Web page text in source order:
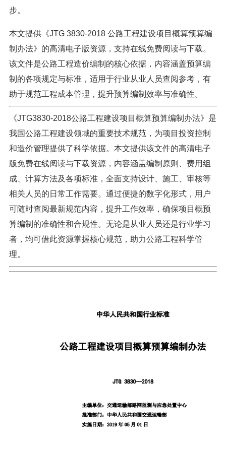
步。
本文提供《JTG 3830-2018 公路工程建设项目概算预算编
制办法》的高清电子版资源，支持在线免费阅读与下载。
该文件是公路工程造价编制的核心依据，内容涵盖预算编
制的各项规定与标准，适用于行业从业人员查阅参考，有
助于规范工程成本管理，提升预算编制效率与准确性。
《JTG3830-2018公路工程建设项目概算预算编制办法》是
我国公路工程建设领域的重要技术规范，为项目投资控制
和造价管理提供了科学依据。本文提供该文件的高清电子
版免费在线阅读与下载资源，内容涵盖编制原则、费用组
成、计算方法及各项标准，全面支持设计、施工、审核等
相关人员的日常工作需要。通过便捷的数字化形式，用户
可随时查阅最新规范内容，提升工作效率，确保项目概预
算编制的准确性和合规性。无论是从业人员还是行业学习
者，均可借此资源掌握核心规范，助力公路工程科学管
理。